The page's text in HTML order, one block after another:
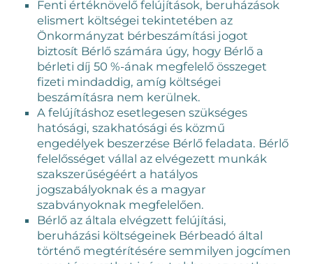
Fenti értéknövelő felújítások, beruházások
elismert költségei tekintetében az
Önkormányzat bérbeszámítási jogot
biztosít Bérlő számára úgy, hogy Bérlő a
bérleti díj 50 %-ának megfelelő összeget
fizeti mindaddig, amíg költségei
beszámításra nem kerülnek.
A felújításhoz esetlegesen szükséges
hatósági, szakhatósági és közmű
engedélyek beszerzése Bérlő feladata. Bérlő
felelősséget vállal az elvégezett munkák
szakszerűségéért a hatályos
jogszabályoknak és a magyar
szabványoknak megfelelően.
Bérlő az általa elvégzett felújítási,
beruházási költségeinek Bérbeadó által
történő megtérítésére semmilyen jogcímen